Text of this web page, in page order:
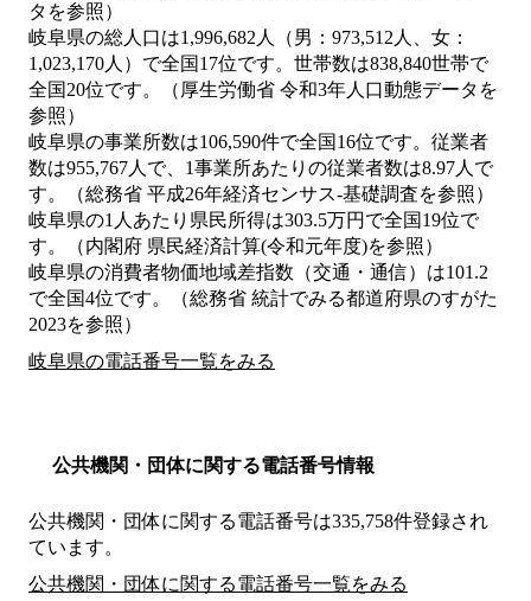
タを参照）
岐阜県の総人口は1,996,682人（男：973,512人、女：
1,023,170人）で全国17位です。世帯数は838,840世帯で
全国20位です。（厚生労働省 令和3年人口動態データを
参照）
岐阜県の事業所数は106,590件で全国16位です。従業者
数は955,767人で、1事業所あたりの従業者数は8.97人で
す。（総務省 平成26年経済センサス‐基礎調査を参照）
岐阜県の1人あたり県民所得は303.5万円で全国19位で
す。（内閣府 県民経済計算(令和元年度)を参照）
岐阜県の消費者物価地域差指数（交通・通信）は101.2
で全国4位です。（総務省 統計でみる都道府県のすがた
2023を参照）
岐阜県の電話番号一覧をみる
公共機関・団体に関する電話番号情報
公共機関・団体に関する電話番号は335,758件登録され
ています。
公共機関・団体に関する電話番号一覧をみる